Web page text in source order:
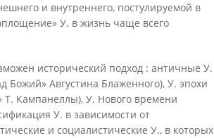
и внутреннего, постулируемой в
У. в жизнь чаще всего
исторический подход : античные У.
Божий» Августина Блаженного), У. эпохи
Т. Кампанеллы), У. Нового времени
У. в зависимости от
и социалистические У., в которых